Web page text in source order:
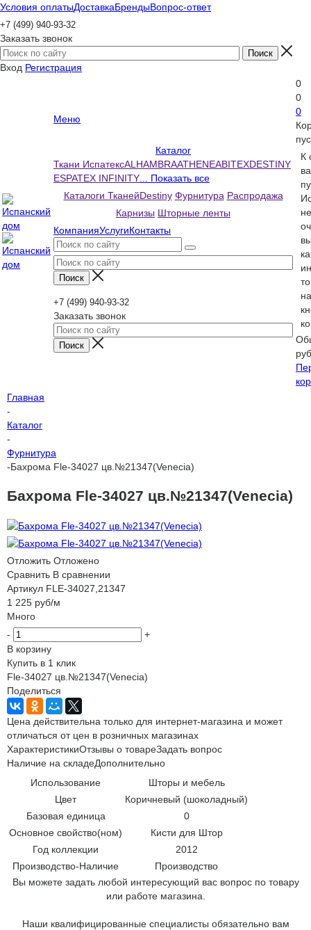
Условия оплатыДоставкаБрендыВопрос-ответ
+7 (499) 940-93-32
Заказать звонок
Вход Регистрация
Меню
Каталог
Ткани ИспатексALHAMBRAATHENEABITEXDESTINY
ESPATEX INFINITY ... Показать все
Каталоги ТканейDestiny Фурнитура Распродажа
Карнизы Шторные ленты
КомпанияУслугиКонтакты
+7 (499) 940-93-32
Заказать звонок
0
0
0
К
руб
Главная
-
Каталог
-
Фурнитура
-Бахрома Fle-34027 цв.№21347(Venecia)
Бахрома Fle-34027 цв.№21347(Venecia)
Отложить Отложено
Сравнить В сравнении
Артикул FLE-34027,21347
1 225 руб/м
Много
-
+
В корзину
Купить в 1 клик
Fle-34027 цв.№21347(Venecia)
Поделиться
Цена действительна только для интернет-магазина и может
отличаться от цен в розничных магазинах
ХарактеристикиОтзывы о товареЗадать вопрос
Наличие на складеДополнительно
Использование
Шторы и мебель
Цвет
Коричневый (шоколадный)
Базовая единица
0
Основное свойство(ном)
Кисти для Штор
Год коллекции
2012
Производство-Наличие
Производство
Вы можете задать любой интересующий вас вопрос по товару
или работе магазина.
Наши квалифицированные специалисты обязательно вам